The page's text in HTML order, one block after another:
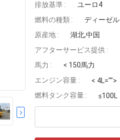
排放基準 :
ユーロ4
燃料の種類 :
ディーゼル
原産地 :
湖北,中国
アフターサービス提供 :
馬力 :
< 150馬力
エンジン容量 :
< 4L="">
燃料タンク容量 :
≤100L